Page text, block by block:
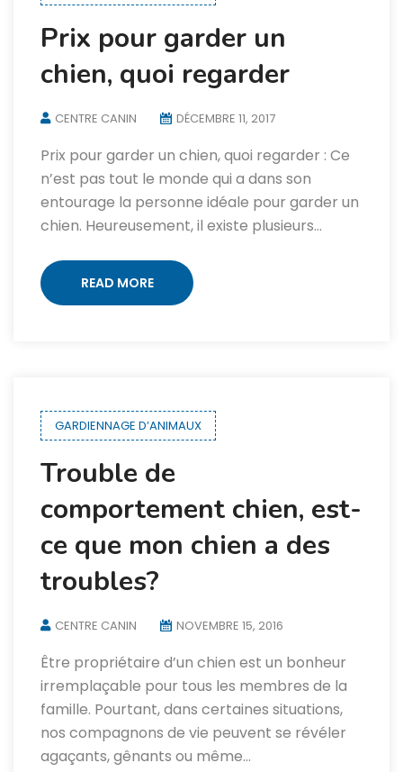
Prix pour garder un
chien, quoi regarder
CENTRE CANIN DÉCEMBRE 11, 2017
Prix pour garder un chien, quoi regarder : Ce
n’est pas tout le monde qui a dans son
entourage la personne idéale pour garder un
chien. Heureusement, il existe plusieurs…
READ MORE
GARDIENNAGE D’ANIMAUX
Trouble de
comportement chien, est-
ce que mon chien a des
troubles?
CENTRE CANIN NOVEMBRE 15, 2016
Être propriétaire d’un chien est un bonheur
irremplaçable pour tous les membres de la
famille. Pourtant, dans certaines situations,
nos compagnons de vie peuvent se révéler
agaçants, gênants ou même…